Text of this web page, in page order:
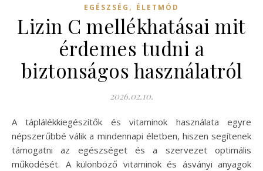
EGÉSZSÉG , ÉLETMÓD
Lizin C mellékhatásai mit
érdemes tudni a
biztonságos használatról
2026.02.10.
A táplálékkiegészítők és vitaminok használata egyre
népszerűbbé válik a mindennapi életben, hiszen segítenek
támogatni az egészséget és a szervezet optimális
működését. A különböző vitaminok és ásványi anyagok